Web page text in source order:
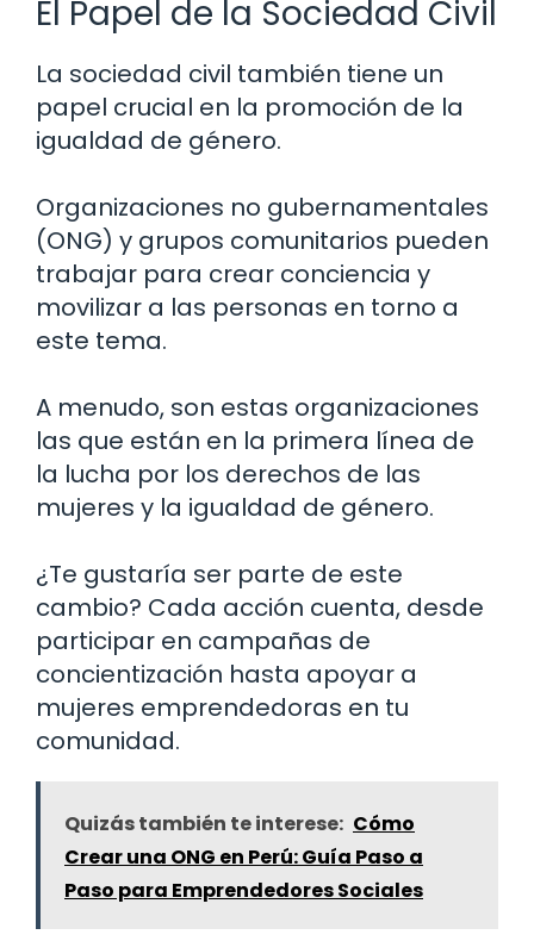
El Papel de la Sociedad Civil
La sociedad civil también tiene un
papel crucial en la promoción de la
igualdad de género.
Organizaciones no gubernamentales
(ONG) y grupos comunitarios pueden
trabajar para crear conciencia y
movilizar a las personas en torno a
este tema.
A menudo, son estas organizaciones
las que están en la primera línea de
la lucha por los derechos de las
mujeres y la igualdad de género.
¿Te gustaría ser parte de este
cambio? Cada acción cuenta, desde
participar en campañas de
concientización hasta apoyar a
mujeres emprendedoras en tu
comunidad.
Quizás también te interese: Cómo
Crear una ONG en Perú: Guía Paso a
Paso para Emprendedores Sociales